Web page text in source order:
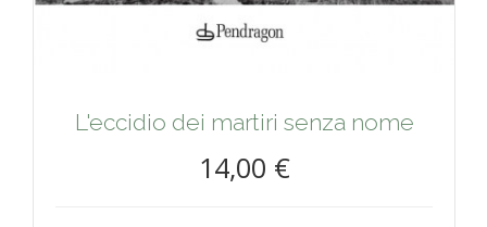
L'eccidio dei martiri senza nome
14,00 €